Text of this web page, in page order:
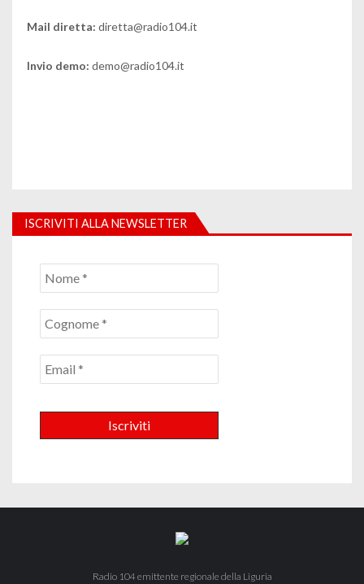
Mail diretta: diretta@radio104.it
Invio demo: demo@radio104.it
ISCRIVITI ALLA NEWSLETTER
Radio 104 emittente regionale della Liguria